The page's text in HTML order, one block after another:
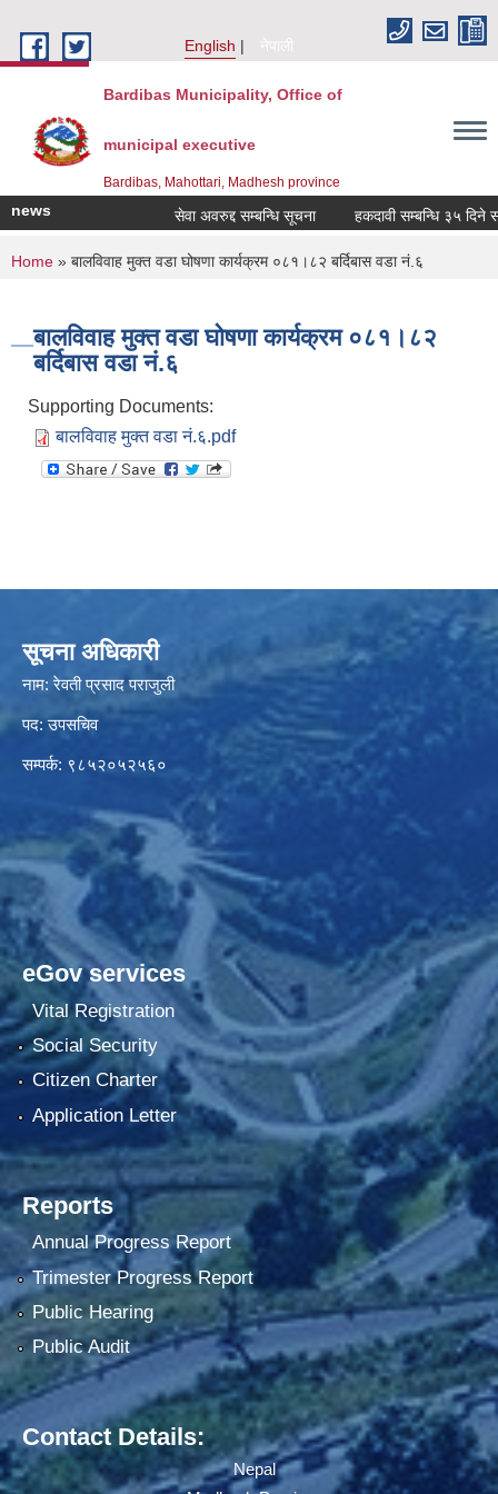
English
नेपाली
Bardibas Municipality, Office of
municipal executive
Bardibas, Mahottari, Madhesh province
news सेवा अवरुद्द सम्बन्धि सूचना हकदावी सम्बन्धि ३५ दिने
You are here
Home » बालविवाह मुक्त वडा घोषणा कार्यक्रम ०८१।८२ बर्दिबास वडा नं.६
बालविवाह मुक्त वडा घोषणा कार्यक्रम ०८१।८२
बर्दिबास वडा नं.६
Supporting Documents:
बालविवाह मुक्त वडा नं.६.pdf
सूचना अधिकारी
नाम: रेवती प्रसाद पराजुली
पद: उपसचिव
सम्पर्क: ९८५२०५२५६०
eGov services
Vital Registration
Social Security
Citizen Charter
Application Letter
Reports
Annual Progress Report
Trimester Progress Report
Public Hearing
Public Audit
Contact Details:
Nepal